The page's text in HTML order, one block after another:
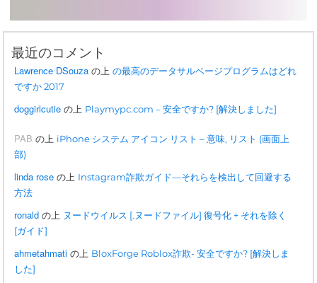
最近のコメント
Lawrence DSouza の上の最高のデータサルベージプログラムはどれ
ですか 2017
doggirlcutie の上 Playmypc.com – 安全ですか? [解決しました]
PAB の上 iPhone システム アイコン リスト – 意味, リスト (画面上
部)
linda rose の上 Instagram詐欺ガイド—それらを検出して回避する
方法
ronald の上 ヌードウイルス [.ヌードファイル] 復号化 + それを除く
[ガイド]
ahmetahmati の上 BloxForge Roblox詐欺- 安全ですか? [解決しま
した]